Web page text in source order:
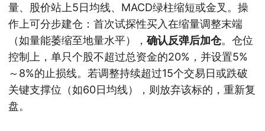
量、股价站上5日均线、MACD绿柱缩短或金叉。操
作上可分步建仓：首次试探性买入在缩量调整末端
（如量能萎缩至地量水平），确认反弹后加仓。仓位
控制上，单只个股不超过总资金的20%，并设置5%
～8%的止损线。若调整持续超过15个交易日或跌破
关键支撑位（如60日均线），则放弃该标的，重新复
盘。